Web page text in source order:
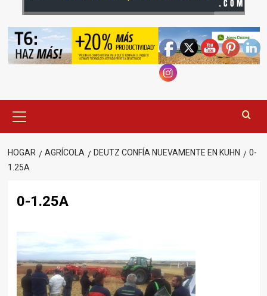
principal
HOGAR AGRÍCOLA DEUTZ CONFÍA NUEVAMENTE EN KUHN
0-
1.25A
0-1.25A